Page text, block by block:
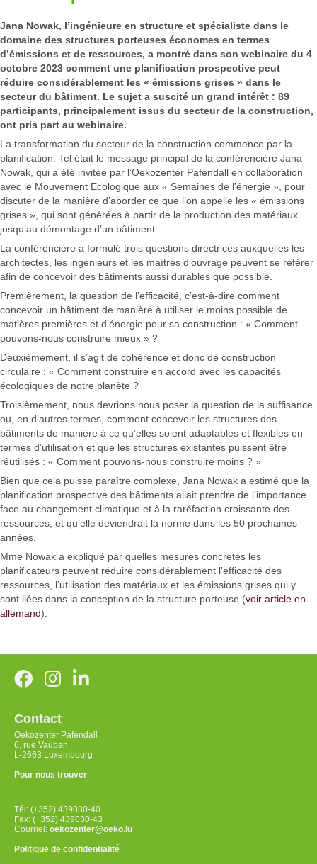
Jana Nowak, l’ingénieure en structure et spécialiste dans le
domaine des structures porteuses économes en termes
d’émissions et de ressources, a montré dans son webinaire du 4
octobre 2023 comment une planification prospective peut
réduire considérablement les « émissions grises » dans le
secteur du bâtiment. Le sujet a suscité un grand intérêt : 89
participants, principalement issus du secteur de la construction,
ont pris part au webinaire.
La transformation du secteur de la construction commence par la
planification. Tel était le message principal de la conférencière Jana
Nowak, qui a été invitée par l’Oekozenter Pafendall en collaboration
avec le Mouvement Ecologique aux « Semaines de l’énergie », pour
discuter de la manière d’aborder ce que l’on appelle les « émissions
grises », qui sont générées à partir de la production des matériaux
jusqu’au démontage d’un bâtiment.
La conférencière a formulé trois questions directrices auxquelles les
architectes, les ingénieurs et les maîtres d’ouvrage peuvent se référer
afin de concevoir des bâtiments aussi durables que possible.
Premièrement, la question de l’efficacité, c’est-à-dire comment
concevoir un bâtiment de manière à utiliser le moins possible de
matières premières et d’énergie pour sa construction : « Comment
pouvons-nous construire mieux » ?
Deuxièmement, il s’agit de cohérence et donc de construction
circulaire : « Comment construire en accord avec les capacités
écologiques de notre planète ?
Troisièmement, nous devrions nous poser la question de la suffisance
ou, en d’autres termes, comment concevoir les structures des
bâtiments de manière à ce qu’elles soient adaptables et flexibles en
termes d’utilisation et que les structures existantes puissent être
réutilisés : « Comment pouvons-nous construire moins ? »
Bien que cela puisse paraître complexe, Jana Nowak a estimé que la
planification prospective des bâtiments allait prendre de l’importance
face au changement climatique et à la raréfaction croissante des
ressources, et qu’elle deviendrait la norme dans les 50 prochaines
années.
Mme Nowak a expliqué par quelles mesures concrètes les
planificateurs peuvent réduire considérablement l’efficacité des
ressources, l’utilisation des matériaux et les émissions grises qui y
sont liées dans la conception de la structure porteuse (voir article en
allemand).
Contact
Oekozenter Pafendall
6, rue Vauban
L-2663 Luxembourg
Pour nous trouver
Tél: (+352) 439030-40
Fax: (+352) 439030-43
Courriel: oekozenter@oeko.lu
Politique de confidentialité